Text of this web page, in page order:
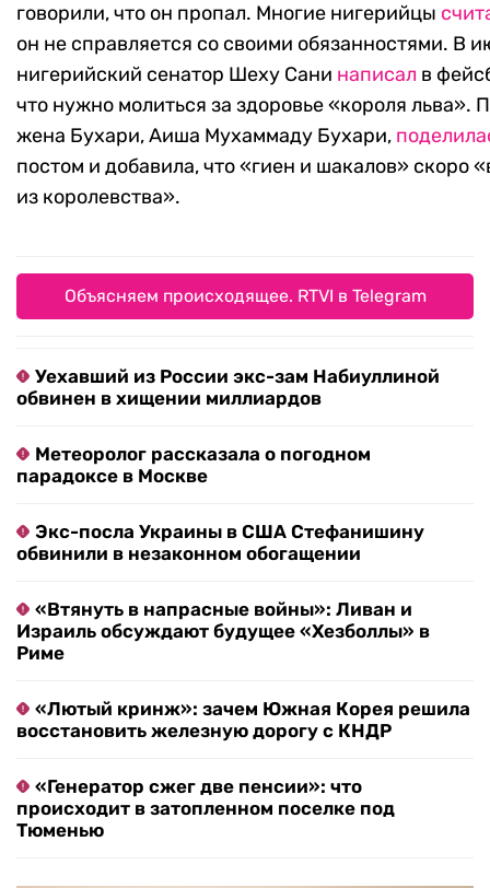
говорили, что он пропал. Многие нигерийцы
он не справляется со своими обязанностями. В
нигерийский сенатор Шеху Сани написал в
что нужно молиться за здоровье «короля льва».
жена Бухари, Аиша Мухаммаду Бухари,
постом и добавила, что «гиен и шакалов» скоро
из королевства».
Объясняем происходящее. RTVI в Telegram
Уехавший из России экс-зам Набиуллиной
обвинен в хищении миллиардов
Метеоролог рассказала о погодном
парадоксе в Москве
Экс-посла Украины в США Стефанишину
обвинили в незаконном обогащении
«Втянуть в напрасные войны»: Ливан и
Израиль обсуждают будущее «Хезболлы» в
Риме
«Лютый кринж»: зачем Южная Корея решила
восстановить железную дорогу с КНДР
«Генератор сжег две пенсии»: что
происходит в затопленном поселке под
Тюменью